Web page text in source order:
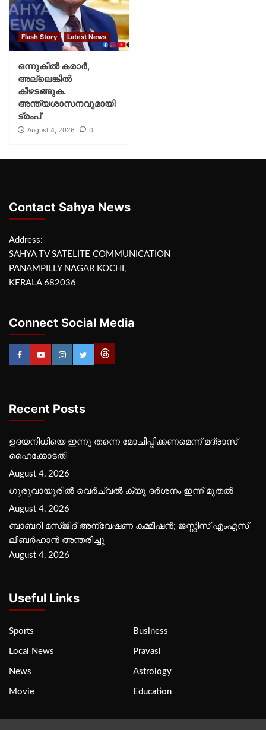
Flash Story Latest News
ഒന്നുകില്‍ കരാര്‍,
അല്ലെങ്കില്‍
കീഴടങ്ങുക.
അന്ത്യശാസനവുമായി
ട്രംപ്
August 4, 2026 0
Contact Sahya News
Address:
SAHYA TV SATELITE COMMUNICATION
PANAMPILLY NAGAR KOCHI,
KERALA 682036
Connect Social Media
Recent Posts
ഉദയനിധിയെ ഇന്നു തന്നെ മോചിപ്പിക്കണമെന്ന് മദ്രാസ്
ഹൈക്കോടതി
August 4, 2026
ഗുരുവായൂരില്‍ വെര്‍ച്വല്‍ ക്യൂ ദര്‍ശനം ഇന്ന് മുതല്‍
August 4, 2026
ബാബറി മസ്ജിദ് അന്വേഷണ കമ്മീഷന്‍; ജസ്റ്റിസ് എംഎസ്
ലിബര്‍ഹാന്‍ അന്തരിച്ചു
August 4, 2026
Useful Links
Sports Business
Local News Pravasi
News Astrology
Movie Education